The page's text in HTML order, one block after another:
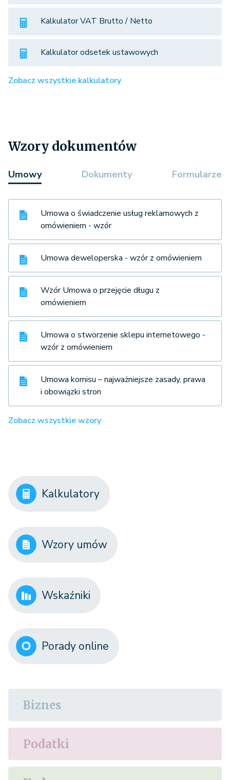
Kalkulator VAT Brutto / Netto
Kalkulator odsetek ustawowych
Zobacz wszystkie kalkulatory
Wzory dokumentów
Umowy Dokumenty Formularze
Umowa o świadczenie usług reklamowych z
omówieniem - wzór
Umowa deweloperska - wzór z omówieniem
Wzór Umowa o przejęcie długu z
omówieniem
Umowa o stworzenie sklepu internetowego -
wzór z omówieniem
Umowa komisu – najważniejsze zasady, prawa
i obowiązki stron
Zobacz wszystkie wzory
Kalkulatory
Wzory umów
Wskaźniki
Porady online
Biznes
Podatki